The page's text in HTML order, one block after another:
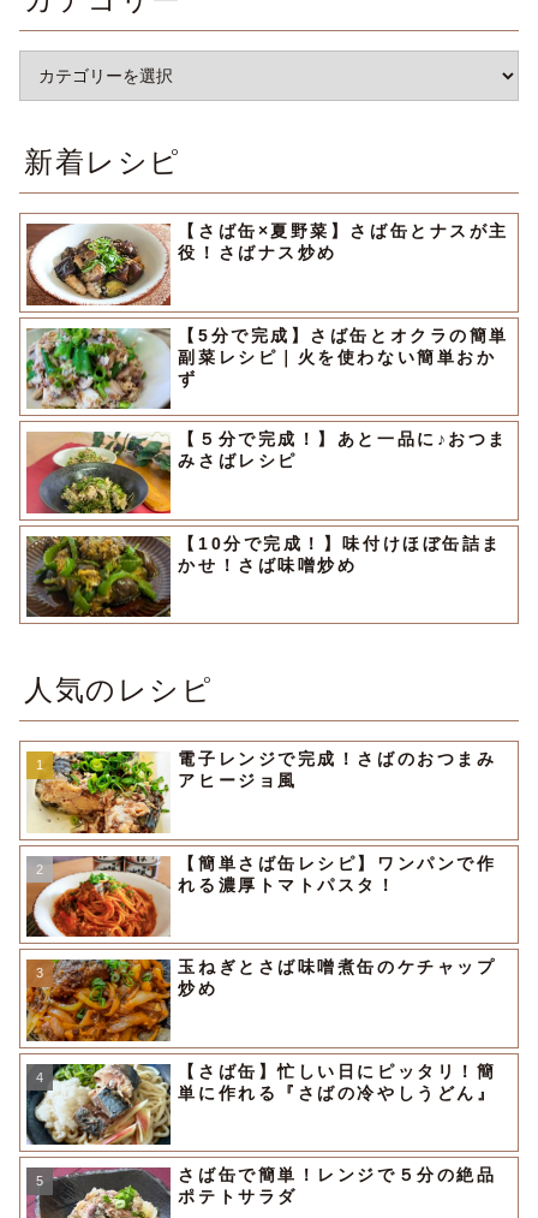
新着レシピ
【さば缶×夏野菜】さば缶とナスが主
役！さばナス炒め
【5分で完成】さば缶とオクラの簡単
副菜レシピ｜火を使わない簡単おか
ず
【５分で完成！】あと一品に♪おつま
みさばレシピ
【10分で完成！】味付けほぼ缶詰ま
かせ！さば味噌炒め
人気のレシピ
電子レンジで完成！さばのおつまみ
アヒージョ風
【簡単さば缶レシピ】ワンパンで作
れる濃厚トマトパスタ！
玉ねぎとさば味噌煮缶のケチャップ
炒め
【さば缶】忙しい日にピッタリ！簡
単に作れる『さばの冷やしうどん』
さば缶で簡単！レンジで５分の絶品
ポテトサラダ